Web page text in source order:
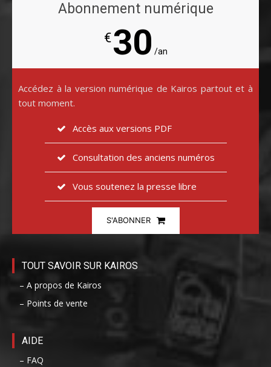
Abonnement numérique
€30 /an
Accédez à la version numérique de Kairos partout et à
tout moment.
Accès aux versions PDF
Consultation des anciens numéros
Vous soutenez la presse libre
S'ABONNER
TOUT SAVOIR SUR KAIROS
– A propos de Kairos
– Points de vente
AIDE
– FAQ